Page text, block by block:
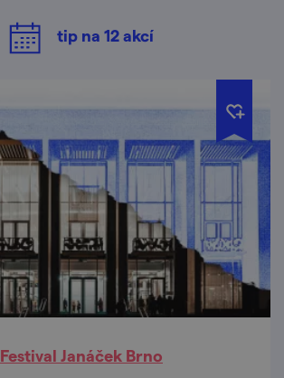
tip na 12akcí
Festival Janáček Brno